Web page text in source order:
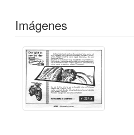
2.ª marcha, que mantendrán
libremente.
Si bien es ingenioso y único,
frágil y propenso a fallar, lo que
se selecciona la marcha
equivocado...
Imágenes